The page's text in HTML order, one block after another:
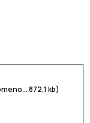
872,1 kb)